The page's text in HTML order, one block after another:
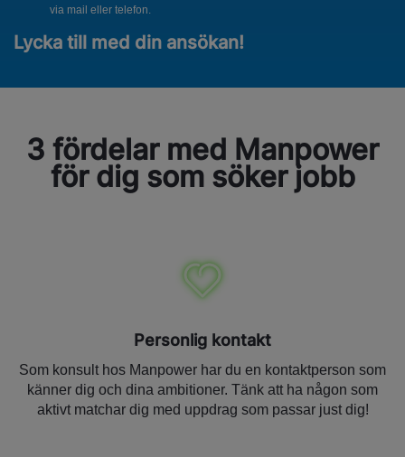
via mail eller telefon.
Lycka till med din ansökan!
3 fördelar med Manpower
för dig som söker jobb
Personlig kontakt
Som konsult hos Manpower har du en kontaktperson som
känner dig och dina ambitioner. Tänk att ha någon som
aktivt matchar dig med uppdrag som passar just dig!